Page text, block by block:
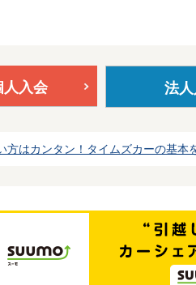
人入会 法
方はカンタン！タイムズカーの基本